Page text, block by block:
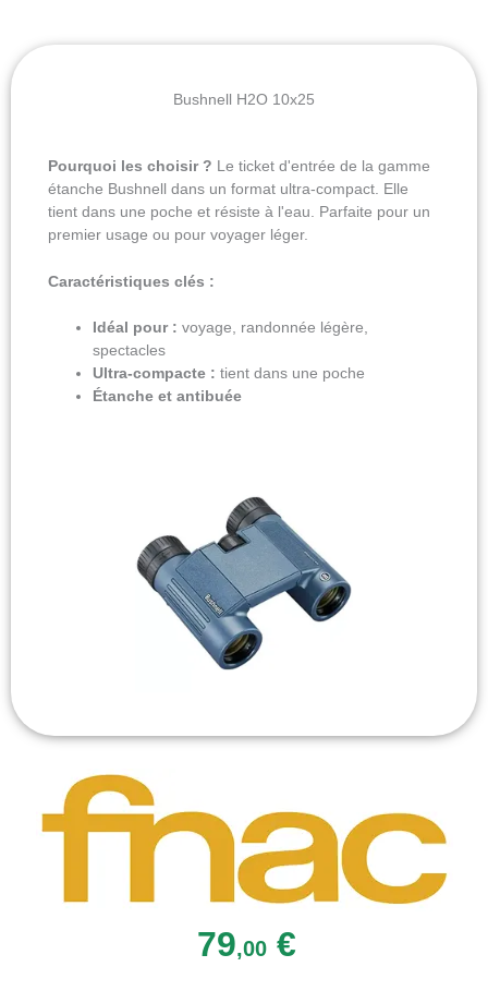
Bushnell H2O 10x25
Pourquoi les choisir ? Le ticket d'entrée de la gamme
étanche Bushnell dans un format ultra-compact. Elle
tient dans une poche et résiste à l'eau. Parfaite pour un
premier usage ou pour voyager léger.
Caractéristiques clés :
Idéal pour : voyage, randonnée légère,
spectacles
Ultra-compacte : tient dans une poche
Étanche et antibuée
79,00 €